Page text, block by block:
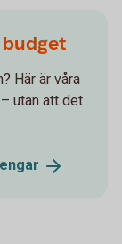
Här är våra
utan att det